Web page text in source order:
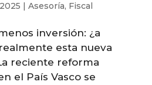
| Asesoría, Fiscal
inversión: ¿a
esta nueva
reciente reforma
el País Vasco se